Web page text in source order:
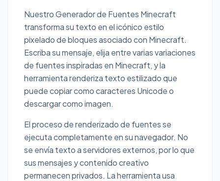
Nuestro Generador de Fuentes Minecraft
transforma su texto en el icónico estilo
pixelado de bloques asociado con Minecraft.
Escriba su mensaje, elija entre varias variaciones
de fuentes inspiradas en Minecraft, y la
herramienta renderiza texto estilizado que
puede copiar como caracteres Unicode o
descargar como imagen.
El proceso de renderizado de fuentes se
ejecuta completamente en su navegador. No
se envía texto a servidores externos, por lo que
sus mensajes y contenido creativo
permanecen privados. La herramienta usa